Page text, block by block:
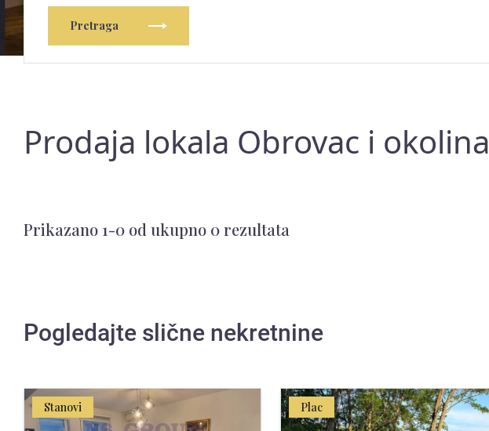
Pretraga
Prodaja lokala Obrovac i okolina
Prikazano 1-0 od ukupno 0 rezultata
Pogledajte slične nekretnine
Stanovi Plac